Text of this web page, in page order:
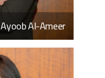
Ayoob Al-Ameer